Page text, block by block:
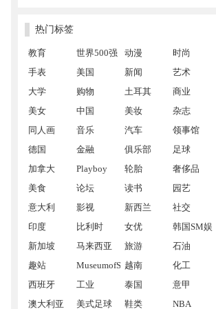
热门标签
教育 世界500强 动漫
时尚
手表
美国 新闻
艺术
大学
购物 土耳其
商业
美女
中国 美妆
杂志
同人画
音乐 汽车
领事馆
德国
金融 俱乐部
足球
加拿大
Playboy 轮胎
奢侈品
美食
论坛 读书
园艺
意大利
影视 新西兰
社交
印度
比利时 女优
韩国SM娱
乐公司
新加坡 马来西亚 旅游
石油
趣站
MuseumofSex越南
化工
西班牙
工业 泰国
意甲
澳大利亚
美式足球 鞋类 NBA